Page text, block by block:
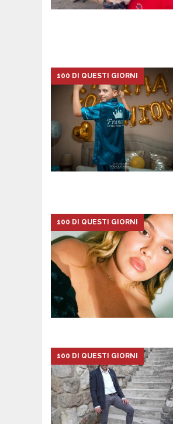
100 DI QUESTI GIORNI
100 DI QUESTI GIORNI
100 DI QUESTI GIORNI